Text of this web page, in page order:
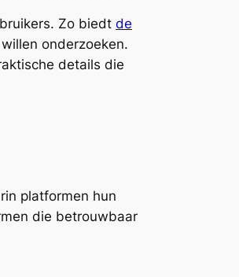
Zo biedt de
onderzoeken.
details die
platformen hun
die betrouwbaar